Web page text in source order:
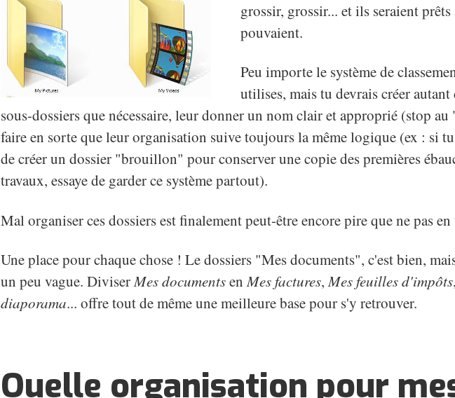
grossir, grossir... et ils seraient
pouvaient.
Peu importe le système de
utilises, mais tu devrais créer autant
sous-dossiers que nécessaire, leur donner un nom clair et approprié (stop
faire en sorte que leur organisation suive toujours la même logique (ex : si
de créer un dossier "brouillon" pour conserver une copie des premières
travaux, essaye de garder ce système partout).
Mal organiser ces dossiers est finalement peut-être encore pire que ne pas
Une place pour chaque chose ! Le dossiers "Mes documents", c'est bien,
un peu vague. DiviserMes documentsenMes factures,Mes feuilles d'impôts
diaporama... offre tout de même une meilleure base pour s'y retrouver.
Quelle organisation pour